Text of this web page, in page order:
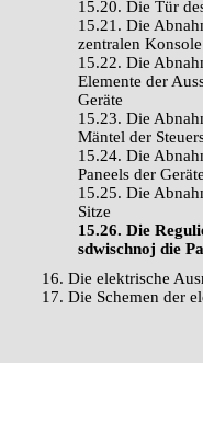
15.20. Die Tür
15.21. Die
zentralen Konsole
15.22. Die
Elemente der
Geräte
15.23. Die
Mäntel der
15.24. Die
Paneels der Geräte
15.25. Die
Sitze
15.26. Die
sdwischnoj die
16. Die elektrische
17. Die Schemen der